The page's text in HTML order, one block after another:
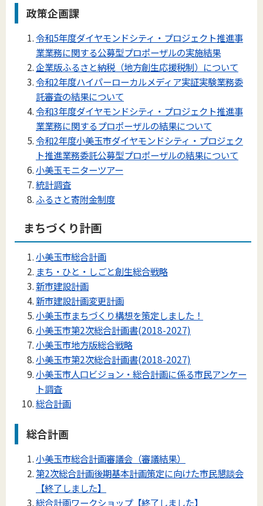
政策企画課
令和5年度ダイヤモンドシティ・プロジェクト推進事
業業務に関する公募型プロポーザルの実施結果
企業版ふるさと納税（地方創生応援税制）について
令和2年度ハイパーローカルメディア実証実験業務委
託審査の結果について
令和3年度ダイヤモンドシティ・プロジェクト推進事
業業務に関するプロポーザルの結果について
令和2年度小美玉市ダイヤモンドシティ・プロジェク
ト推進業務委託公募型プロポーザルの結果について
小美玉モニターツアー
統計調査
ふるさと寄附金制度
まちづくり計画
小美玉市総合計画
まち・ひと・しごと創生総合戦略
新市建設計画
新市建設計画変更計画
小美玉市まちづくり構想を策定しました！
小美玉市第2次総合計画書(2018-2027)
小美玉市地方版総合戦略
小美玉市第2次総合計画書(2018-2027)
小美玉市人口ビジョン・総合計画に係る市民アンケー
ト調査
総合計画
総合計画
小美玉市総合計画審議会（審議結果）
第2次総合計画後期基本計画策定に向けた市民懇談会
【終了しました】
総合計画ワークショップ【終了しました】